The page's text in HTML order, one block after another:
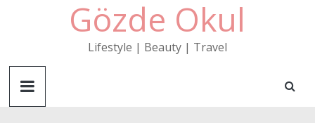
Gözde Okul
Lifestyle | Beauty | Travel